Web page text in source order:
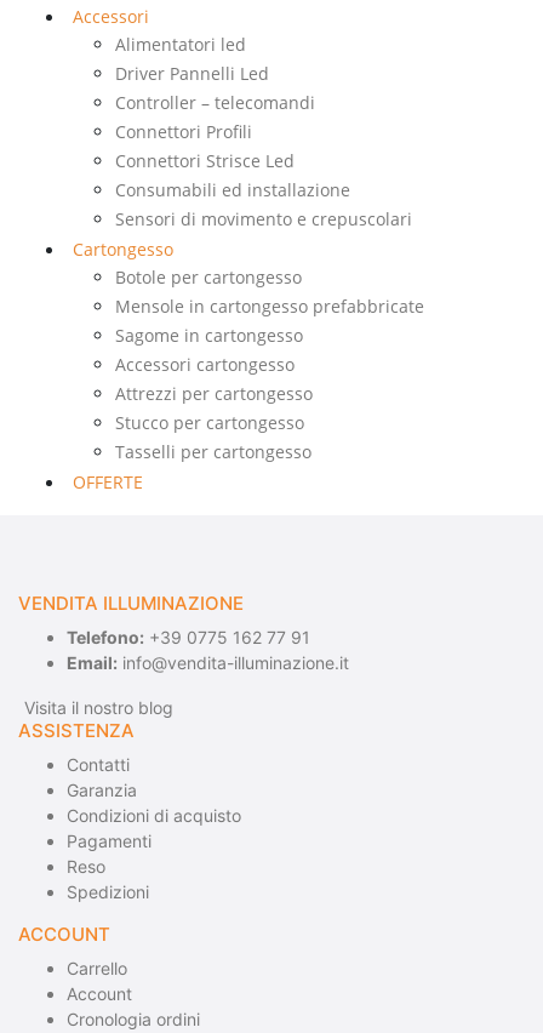
Accessori
Alimentatori led
Driver Pannelli Led
Controller – telecomandi
Connettori Profili
Connettori Strisce Led
Consumabili ed installazione
Sensori di movimento e crepuscolari
Cartongesso
Botole per cartongesso
Mensole in cartongesso prefabbricate
Sagome in cartongesso
Accessori cartongesso
Attrezzi per cartongesso
Stucco per cartongesso
Tasselli per cartongesso
OFFERTE
VENDITA ILLUMINAZIONE
Telefono: +39 0775 162 77 91
Email: info@vendita-illuminazione.it
Visita il nostro blog
ASSISTENZA
Contatti
Garanzia
Condizioni di acquisto
Pagamenti
Reso
Spedizioni
ACCOUNT
Carrello
Account
Cronologia ordini